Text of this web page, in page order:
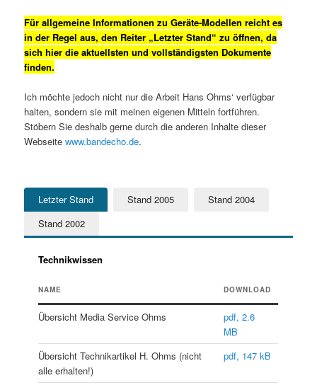
Für allgemeine Informationen zu Geräte-Modellen reicht es
in der Regel aus, den Reiter „Letzter Stand“ zu öffnen, da
sich hier die aktuellsten und vollständigsten Dokumente
finden.
Ich möchte jedoch nicht nur die Arbeit Hans Ohms‘ verfügbar
halten, sondern sie mit meinen eigenen Mitteln fortführen.
Stöbern Sie deshalb gerne durch die anderen Inhalte dieser
Webseitewww.bandecho.de.
Letzter Stand Stand 2005
Stand 2004
Stand 2002
Technikwissen
NAME DOWNLOAD
Übersicht Media Service Ohms
pdf, 2.6
MB
Übersicht Technikartikel H. Ohms (nicht
alle erhalten!)
pdf, 147 kB